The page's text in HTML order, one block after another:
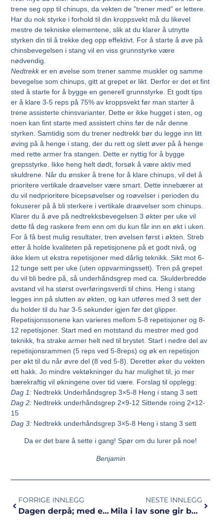
trene seg opp til chinups, da vekten de ”trener med” er lettere.
Har du nok styrke i forhold til din kroppsvekt må du likevel
mestre de tekniske elementene, slik at du klarer å utnytte
styrken din til å trekke deg opp effektivt. For å starte å øve på
chinsbevegelsen i stang vil en viss grunnstyrke være
nødvendig.
Nedtrekker en øvelse som trener samme muskler og samme
bevegelse som chinups, gitt at grepet er likt. Derfor er det et fint
sted å starte for å bygge en generell grunnstyrke. Et godt tips
er å klare 3-5 reps på 75% av kroppsvekt før man starter å
trene assisterte chinsvarianter. Dette er ikke hugget i sten, og
noen kan fint starte med assistert chins før de når denne
styrken. Samtidig som du trener nedtrekk bør du legge inn litt
øving på å henge i stang, der du rett og slett øver på å henge
med rette armer fra stangen. Dette er nyttig for å bygge
grepsstyrke. Ikke heng helt dødt, forsøk å være aktiv med
skuldrene. Når du ønsker å trene for å klare chinups, vil det å
prioritere vertikale draøvelser være smart. Dette innebærer at
du vil nedprioritere bicepsøvelser og roøvelser i perioden du
fokuserer på å bli sterkere i vertikale draøvelser som chinups.
Klarer du å øve på nedtrekksbevegelsen 3 økter per uke vil
dette få deg raskere frem enn om du kun får inn en økt i uken.
For å få best mulig resultater, tren øvelsen først i økten. Streb
etter å holde kvaliteten på repetisjonene på et godt nivå, og
ikke klem ut ekstra repetisjoner med dårlig teknikk. Sikt mot 6-
12 tunge sett per uke (uten oppvarmingssett). Tren på grepet
du vil bli bedre på, så underhåndsgrep med ca. Skulderbredde
avstand vil ha størst overføringsverdi til chins. Heng i stang
legges inn på slutten av økten, og kan utføres med 3 sett der
du holder til du har 3-5 sekunder igjen før det glipper.
Repetisjonssonene kan varieres mellom 5-8 repetisjoner og 8-
12 repetisjoner. Start med en motstand du mestrer med god
teknikk, fra strake armer helt ned til brystet. Start i nedre del av
repetisjonsrammen (5 reps ved 5-8reps) og øk en repetisjon
per økt til du når øvre del (8 ved 5-8). Deretter øker du vekten
ett hakk. Jo mindre vektøkninger du har mulighet til, jo mer
bærekraftig vil økningene over tid være. Forslag til opplegg:
Dag 1: Nedtrekk Underhåndsgrep 3×5-8 Heng i stang 3 sett
Dag 2: Nedtrekk underhåndsgrep 2×9-12 Sittende roing 2×12-
15
Dag 3: Nedtrekk underhåndsgrep 3×5-8 Heng i stang 3 sett
Da er det bare å sette i gang! Spør om du lurer på noe!
Benjamin
FORRIGE INNLEGG
Dagen derpå; med en VM billett i lomma!
NESTE INNLEGG
Mila i lav sone gir både mestring og rask restitusjon!